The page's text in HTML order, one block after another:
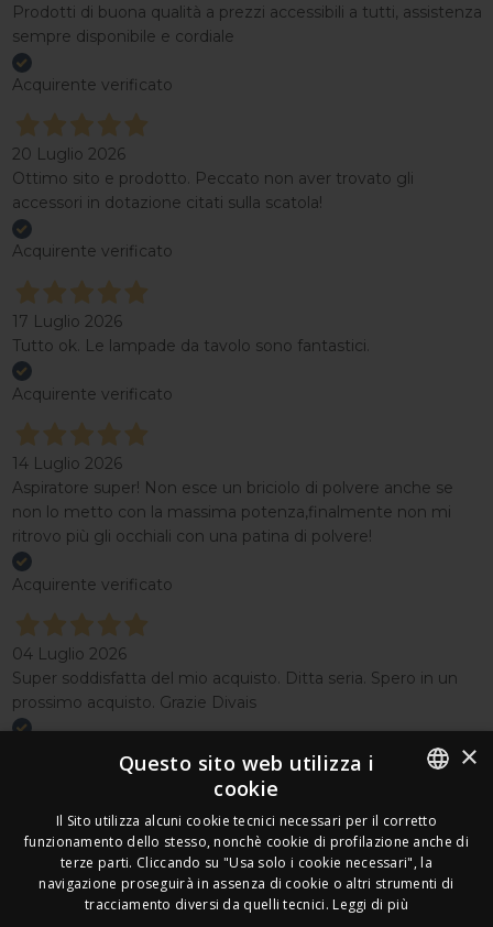
Prodotti di buona qualità a prezzi accessibili a tutti, assistenza
sempre disponibile e cordiale
Acquirente verificato
20 Luglio 2026
Ottimo sito e prodotto. Peccato non aver trovato gli
accessori in dotazione citati sulla scatola!
Acquirente verificato
17 Luglio 2026
Tutto ok. Le lampade da tavolo sono fantastici.
Acquirente verificato
14 Luglio 2026
Aspiratore super! Non esce un briciolo di polvere anche se
non lo metto con la massima potenza,finalmente non mi
ritrovo più gli occhiali con una patina di polvere!
Acquirente verificato
04 Luglio 2026
Super soddisfatta del mio acquisto. Ditta seria. Spero in un
prossimo acquisto. Grazie Divais
Seguici
Newsletter
ITALIAN
FRENCH
GERMAN
×
Questo sito web utilizza i
cookie
Il Sito utilizza alcuni cookie tecnici necessari per il corretto
funzionamento dello stesso, nonchè cookie di profilazione anche di
terze parti. Cliccando su "Usa solo i cookie necessari", la
navigazione proseguirà in assenza di cookie o altri strumenti di
tracciamento diversi da quelli tecnici. Leggi di più